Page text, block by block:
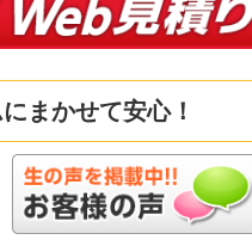
まかせて安心！